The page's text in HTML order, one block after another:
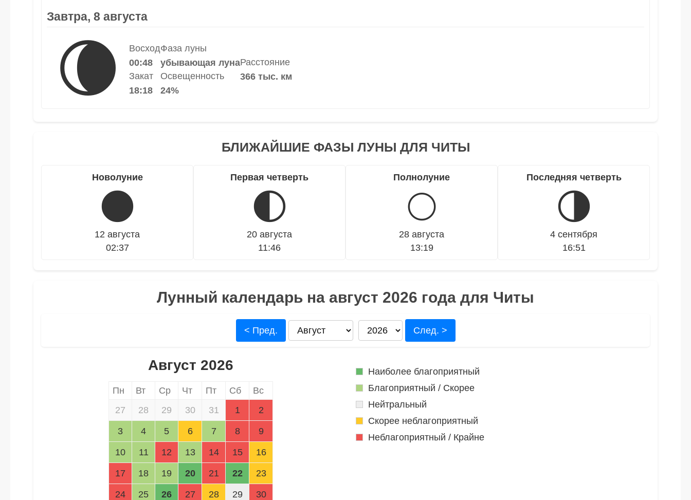
Завтра, 8 августа
🌘
Восход
00:48
Закат
18:18
Фаза луны
убывающая луна
Освещенность
24%
Расстояние
366 тыс. км
БЛИЖАЙШИЕ ФАЗЫ ЛУНЫ ДЛЯ ЧИТЫ
Новолуние
🌑
12 августа
02:37
Первая четверть
🌓
20 августа
11:46
Полнолуние
🌕
28 августа
13:19
Последняя четверть
🌗
4 сентября
16:51
Лунный календарь на август 2026 года для Читы
< Пред. След. >
Август 2026
Пн Вт Ср Чт Пт Сб
Вс
27
28 29 30 31 1 2
3 4 5 6 7 8 9
10 11 12 13 14 15 16
17 18 19 20 21 22 23
24 25 26 27 28 29 30
Наиболее благоприятный
Благоприятный / Скорее
Нейтральный
Скорее неблагоприятный
Неблагоприятный / Крайне